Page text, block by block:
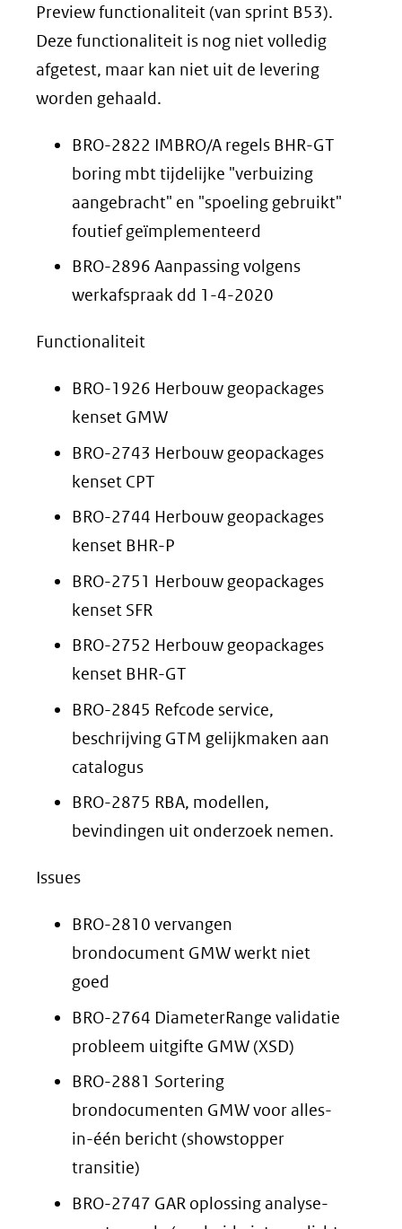
Preview functionaliteit (van sprint B53).
Deze functionaliteit is nog niet volledig
afgetest, maar kan niet uit de levering
worden gehaald.
BRO-2822 IMBRO/A regels BHR-GT
boring mbt tijdelijke "verbuizing
aangebracht" en "spoeling gebruikt"
foutief geïmplementeerd
BRO-2896 Aanpassing volgens
werkafspraak dd 1-4-2020
Functionaliteit
BRO-1926 Herbouw geopackages
kenset GMW
BRO-2743 Herbouw geopackages
kenset CPT
BRO-2744 Herbouw geopackages
kenset BHR-P
BRO-2751 Herbouw geopackages
kenset SFR
BRO-2752 Herbouw geopackages
kenset BHR-GT
BRO-2845 Refcode service,
beschrijving GTM gelijkmaken aan
catalogus
BRO-2875 RBA, modellen,
bevindingen uit onderzoek nemen.
Issues
BRO-2810 vervangen
brondocument GMW werkt niet
goed
BRO-2764 DiameterRange validatie
probleem uitgifte GMW (XSD)
BRO-2881 Sortering
brondocumenten GMW voor alles-
in-één bericht (showstopper
transitie)
BRO-2747 GAR oplossing analyse-